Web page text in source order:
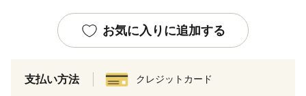
お気に入りに追加する
支払い方法 クレジットカード